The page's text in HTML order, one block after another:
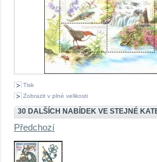
Tisk
Zobrazit v plné velikosti
30 DALŠÍCH NABÍDEK VE STEJNÉ
Předchozí